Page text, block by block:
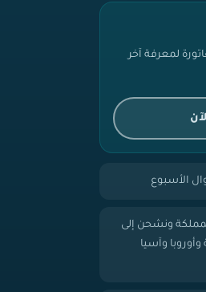
لمعرفة آخر
الأسبوع
ونشحن إلى
وأوروبا وآسيا